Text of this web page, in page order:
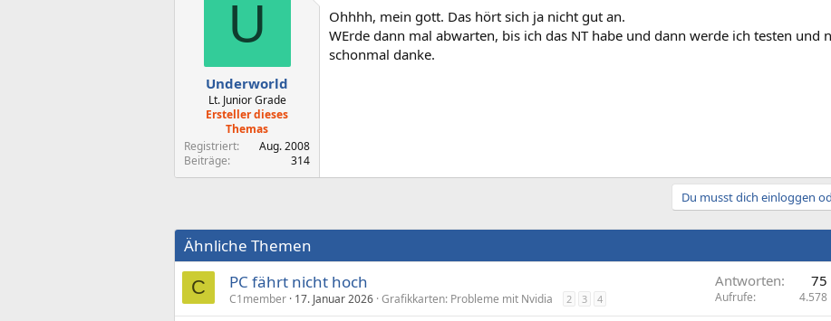
U
Underworld
Lt. Junior Grade
Ersteller dieses
Themas
Registriert
Aug. 2008
Beiträge
314
Ohhhh, mein gott. Das hört sich ja nicht gut an.
WErde dann mal abwarten, bis ich das NT habe und dann werde ich testen und
schonmal danke.
Du musst dich einloggen
Ähnliche Themen
C PC fährt nicht hoch
C1member 17. Januar 2026 Grafikkarten: Probleme mit Nvidia 2 3 4
Antworten 75
Aufrufe 4.578